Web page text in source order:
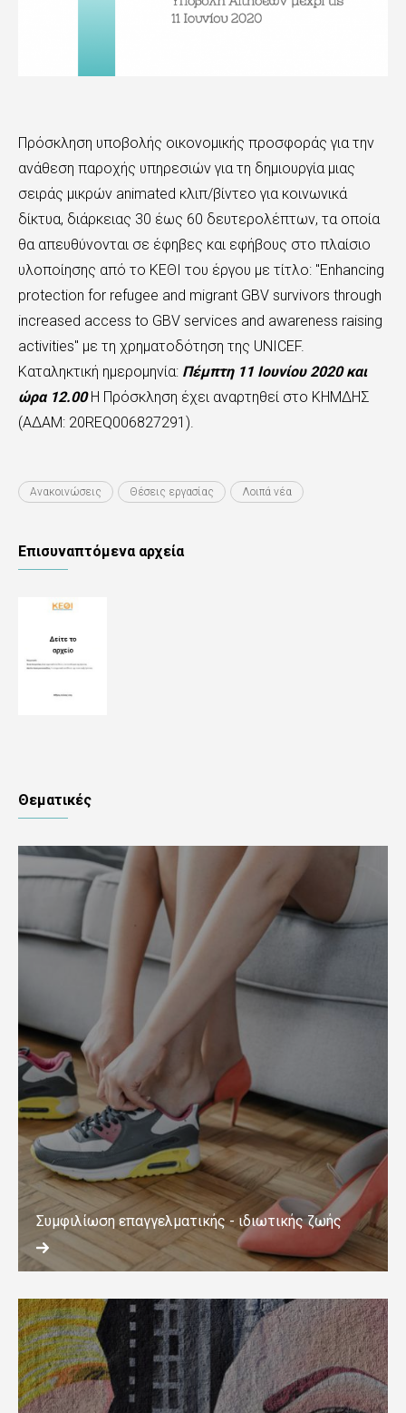
Πρόσκληση υποβολής οικονομικής προσφοράς για την
ανάθεση παροχής υπηρεσιών για τη δημιουργία μιας
σειράς μικρών animated κλιπ/βίντεο για κοινωνικά
δίκτυα, διάρκειας 30 έως 60 δευτερολέπτων, τα οποία
θα απευθύνονται σε έφηβες και εφήβους στο πλαίσιο
υλοποίησης από το ΚΕΘΙ του έργου με τίτλο: "Enhancing
protection for refugee and migrant GBV survivors through
increased access to GBV services and awareness raising
activities" με τη χρηματοδότηση της UNICEF.
Καταληκτική ημερομηνία: Πέμπτη 11 Ιουνίου 2020 και
ώρα 12.00Η Πρόσκληση έχει αναρτηθεί στο ΚΗΜΔΗΣ
(ΑΔΑΜ: 20REQ006827291).
Ανακοινώσεις Θέσεις εργασίας Λοιπά νέα
Επισυναπτόμενα αρχεία
Θεματικές
Συμφιλίωση επαγγελματικής - ιδιωτικής ζωής